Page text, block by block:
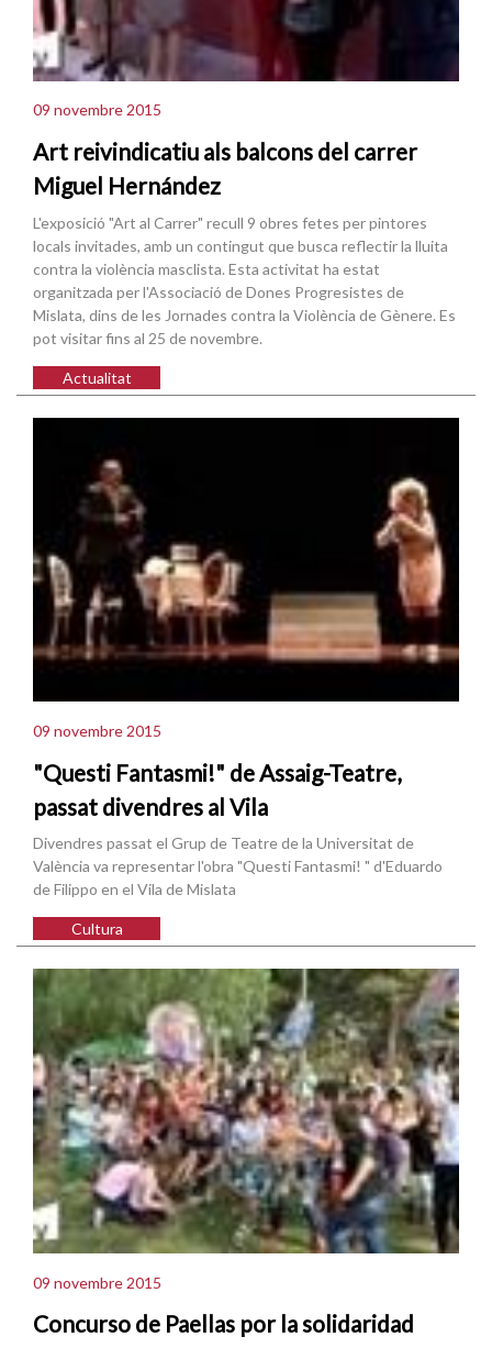
09 novembre 2015
Art reivindicatiu als balcons del carrer
Miguel Hernández
L'exposició "Art al Carrer" recull 9 obres fetes per pintores
locals invitades, amb un contingut que busca reflectir la lluita
contra la violència masclista. Esta activitat ha estat
organitzada per l'Associació de Dones Progresistes de
Mislata, dins de les Jornades contra la Violència de Gènere. Es
pot visitar fins al 25 de novembre.
Actualitat
09 novembre 2015
"Questi Fantasmi!" de Assaig-Teatre,
passat divendres al Vila
Divendres passat el Grup de Teatre de la Universitat de
València va representar l'obra "Questi Fantasmi! " d'Eduardo
de Filippo en el Vila de Mislata
Cultura
09 novembre 2015
Concurso de Paellas por la solidaridad